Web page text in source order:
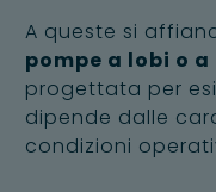
A queste si
pompe a lobi o
progettata per
dipende dalle
condizioni